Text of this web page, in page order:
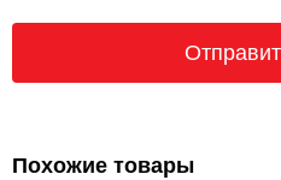
Похожие товары